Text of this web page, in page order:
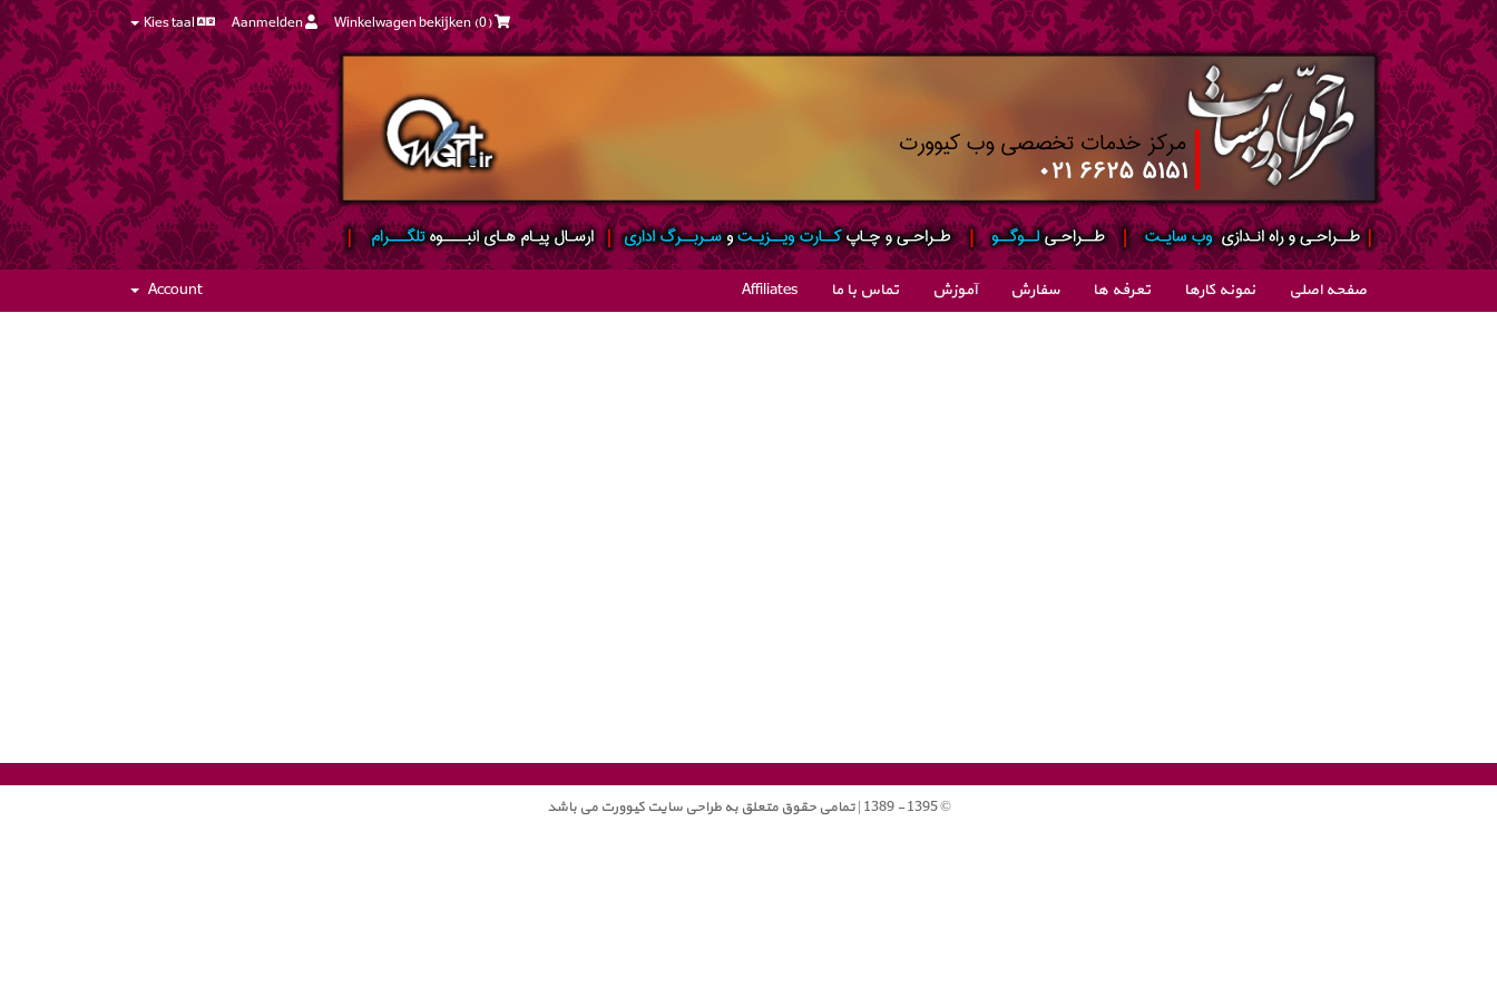
Kies taal Winkelwagen bekijken (0)
صفحه اصلی نمونه کارها تعرفه ها سفارش آموزش تماس با ما Affiliates
Account
© 1395 - 1389 | تمامی حقوق متعلق به طراحی سایت کیوورت می باشد